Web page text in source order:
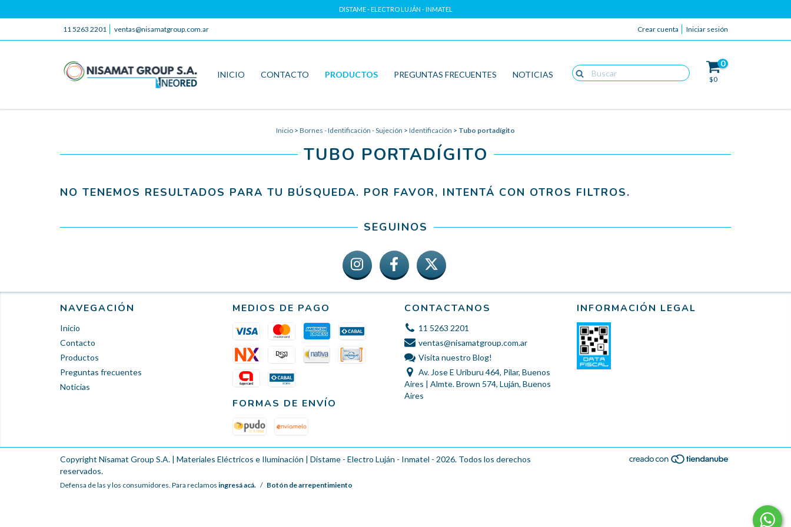
DISTAME - ELECTRO LUJÁN - INMATEL
11 5263 2201 ventas@nisamatgroup.com.ar Crear cuenta Iniciar sesión
INICIO CONTACTO PRODUCTOS PREGUNTAS FRECUENTES NOTICIAS
0
$0
Inicio > Bornes - Identificación - Sujeción > Identificación > Tubo portadígito
TUBO PORTADÍGITO
NO TENEMOS RESULTADOS PARA TU BÚSQUEDA. POR FAVOR, INTENTÁ CON OTROS FILTROS.
SEGUINOS
NAVEGACIÓN
Inicio
Contacto
Productos
Preguntas frecuentes
Noticias
MEDIOS DE PAGO
FORMAS DE ENVÍO
CONTACTANOS
11 5263 2201
ventas@nisamatgroup.com.ar
Visita nuestro Blog!
Av. Jose E Uriburu 464, Pilar, Buenos
Aires | Almte. Brown 574, Luján, Buenos
Aires
INFORMACIÓN LEGAL
Copyright Nisamat Group S.A. | Materiales Eléctricos e Iluminación | Distame - Electro Luján - Inmatel - 2026. Todos los derechos
reservados.
Defensa de las y los consumidores. Para reclamos ingresá acá. / Botón de arrepentimiento